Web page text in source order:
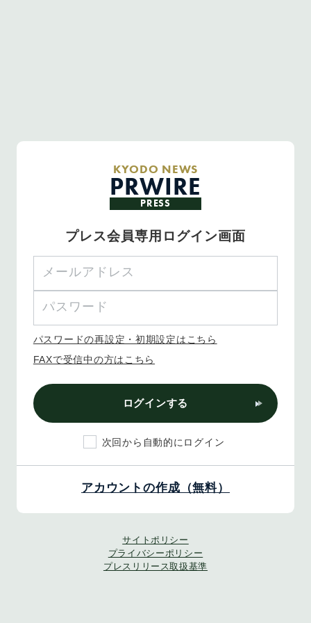
KYODO NEWS
PRWIRE
PRESS
プレス会員専用ログイン画面
パスワードの再設定・初期設定はこちら
FAXで受信中の方はこちら
ログインする
次回から自動的にログイン
アカウントの作成（無料）
サイトポリシー
プライバシーポリシー
プレスリリース取扱基準